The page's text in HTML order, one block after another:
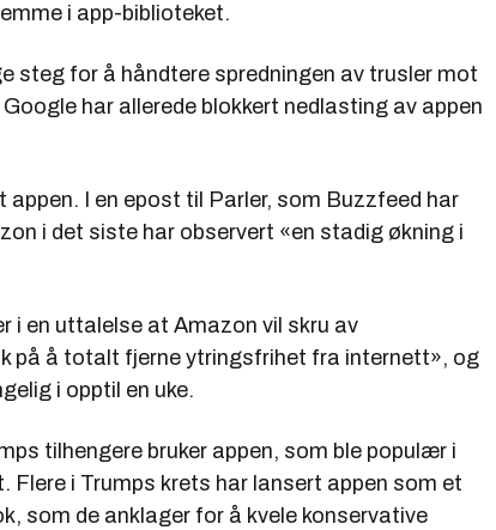
i app-biblioteket.
steg for å håndtere spredningen av trusler mot
har allerede blokkert nedlasting av appen
I en epost til Parler, som Buzzfeed har
i det siste har observert «en stadig økning i
i en uttalelse at Amazon vil skru av
på å totalt fjerne ytringsfrihet fra internett», og
i opptil en uke.
tilhengere bruker appen, som ble populær i
Flere i Trumps krets har lansert appen som et
som de anklager for å kvele konservative